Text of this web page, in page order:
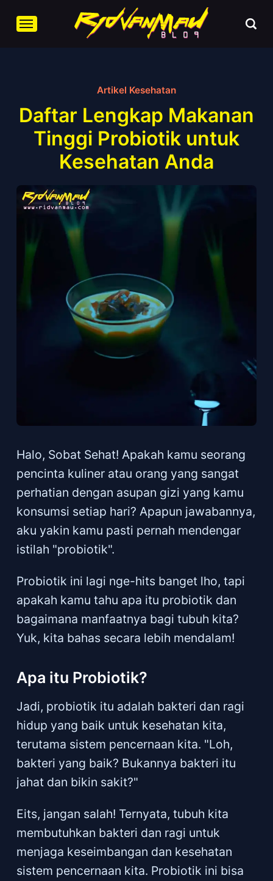
Artikel Kesehatan
Daftar Lengkap Makanan
Tinggi Probiotik untuk
Kesehatan Anda
Halo, Sobat Sehat! Apakah kamu seorang
pencinta kuliner atau orang yang sangat
perhatian dengan asupan gizi yang kamu
konsumsi setiap hari? Apapun jawabannya,
aku yakin kamu pasti pernah mendengar
istilah "probiotik".
Probiotik ini lagi nge-hits banget lho, tapi
apakah kamu tahu apa itu probiotik dan
bagaimana manfaatnya bagi tubuh kita?
Yuk, kita bahas secara lebih mendalam!
Apa itu Probiotik?
Jadi, probiotik itu adalah bakteri dan ragi
hidup yang baik untuk kesehatan kita,
terutama sistem pencernaan kita. "Loh,
bakteri yang baik? Bukannya bakteri itu
jahat dan bikin sakit?"
Eits, jangan salah! Ternyata, tubuh kita
membutuhkan bakteri dan ragi untuk
menjaga keseimbangan dan kesehatan
sistem pencernaan kita. Probiotik ini bisa